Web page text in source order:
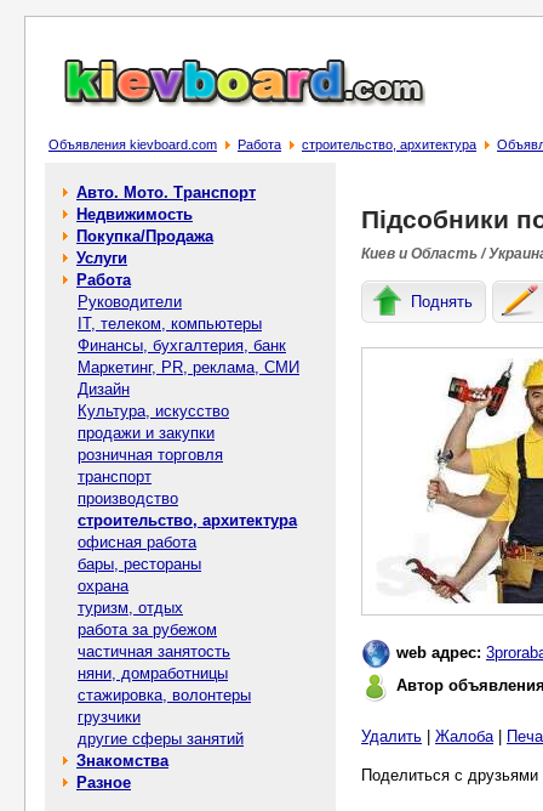
Объявления kievboard.com Работа строительство, архитектура
Авто. Мото. Транспорт
Недвижимость
Покупка/Продажа
Услуги
Работа
Руководители
IT, телеком, компьютеры
Финансы, бухгалтерия, банк
Маркетинг, PR, реклама, СМИ
Дизайн
Культура, искусство
продажи и закупки
розничная торговля
транспорт
производство
строительство, архитектура
офисная работа
бары, рестораны
охрана
туризм, отдых
работа за рубежом
частичная занятость
няни, домработницы
стажировка, волонтеры
грузчики
другие сферы занятий
Знакомства
Разное
Підсобники
Киев и Область /
Поднять
web адрес:
Автор
Удалить Жалоба|
Поделиться с